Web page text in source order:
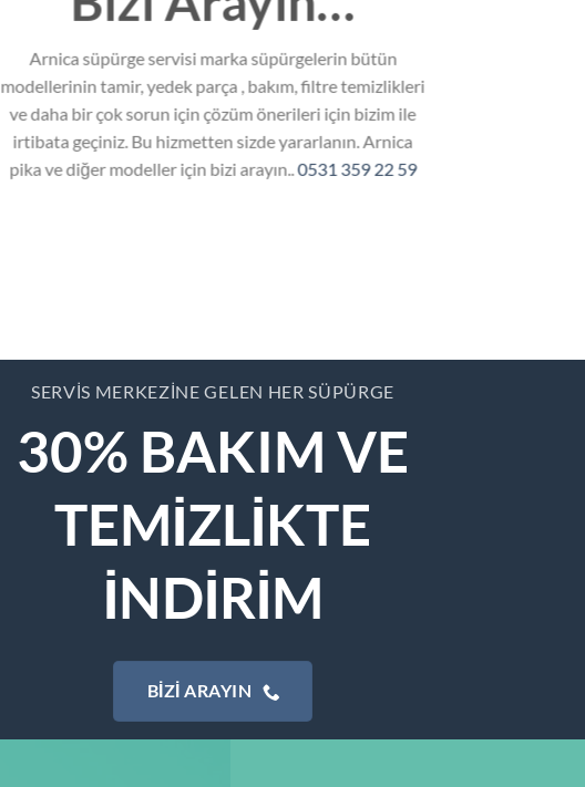
Arnica süpürge servisi marka süpürgelerin bütün
modellerinin tamir, yedek parça , bakım, filtre temizlikleri
ve daha bir çok sorun için çözüm önerileri için bizim ile
irtibata geçiniz. Bu hizmetten sizde yararlanın. Arnica
pika ve diğer modeller için bizi arayın..0531 359 22 59
SERVIS MERKEZINE GELEN HER SÜPÜRGE
30% BAKIM VE
TEMİZLİKTE
İNDİRİM
BIZI ARAYIN